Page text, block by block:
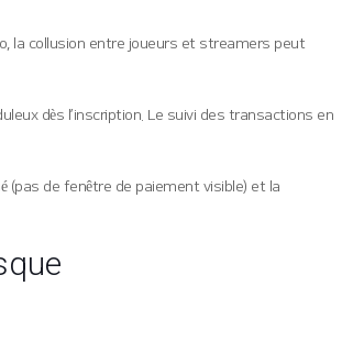
la collusion entre joueurs et streamers peut
dès l’inscription. Le suivi des transactions en
(pas de fenêtre de paiement visible) et la